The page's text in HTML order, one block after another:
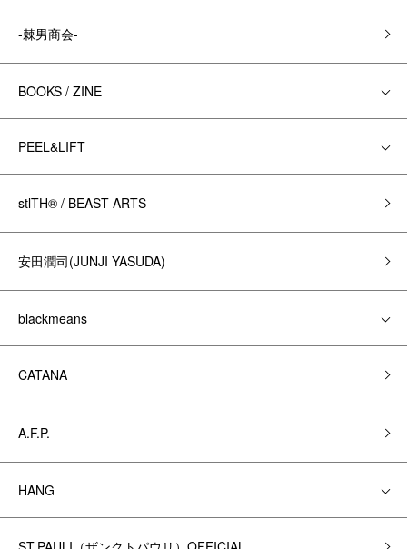
-棘男商会-
BOOKS / ZINE
PEEL&LIFT
stlTH® / BEAST ARTS
安田潤司(JUNJI YASUDA)
blackmeans
CATANA
A.F.P.
HANG